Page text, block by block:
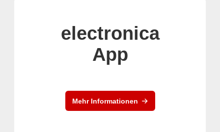
electronica
App
Mehr Informationen